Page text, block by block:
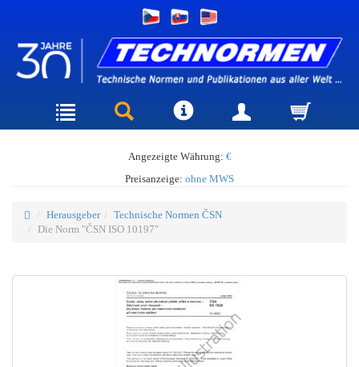
Angezeigte Währung: €
Preisanzeige: ohne MWS
Herausgeber
Technische Normen ČSN
Die Norm "ČSN ISO 10197"